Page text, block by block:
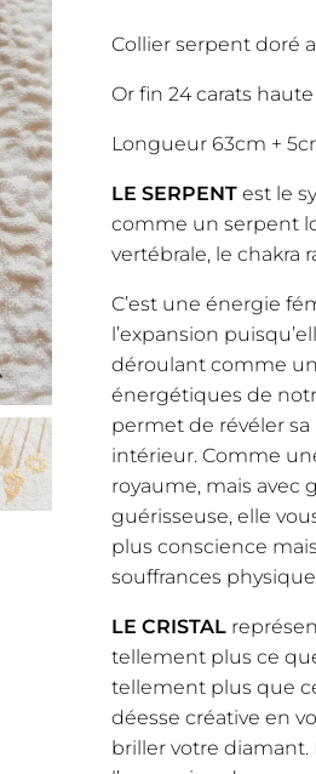
Collier serpent doré
Or fin 24 carats
Longueur 63cm +
LE SERPENTest le
comme un serpent
vertébrale, le chakra
C’est une énergie
l’expansion
déroulant comme
énergétiques de
permet de révéler
intérieur. Comme
royaume, mais avec
guérisseuse, elle
plus conscience
souffrances
LE CRISTAL
tellement plus ce
tellement plus que
déesse créative en
briller votre diamant.